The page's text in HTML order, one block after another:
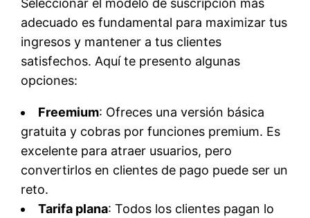
Seleccionar el modelo de suscripción más
adecuado es fundamental para maximizar tus
ingresos y mantener a tus clientes
satisfechos. Aquí te presento algunas
opciones:
Freemium: Ofreces una versión básica
gratuita y cobras por funciones premium. Es
excelente para atraer usuarios, pero
convertirlos en clientes de pago puede ser un
reto.
Tarifa plana: Todos los clientes pagan lo